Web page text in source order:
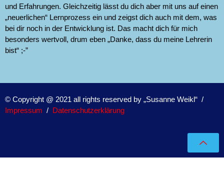
und Erfahrungen. Gleichzeitig lässt du dich aber mit uns auf einen
„neuerlichen“ Lernprozess ein und zeigst dich auch mit dem, was
bei dir noch in der Entwicklung ist. Das macht dich für mich
besonders wertvoll, drum eben „Danke, dass du meine Lehrerin
bist“ ;-”
© Copyright @ 2021 all rights reserved by „Susanne Weikl“ /
Impressum / Datenschutzerklärung